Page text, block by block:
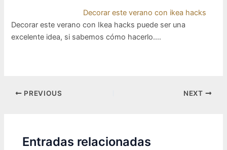
Decorar este verano con ikea hacks
Decorar este verano con Ikea hacks puede ser una
excelente idea, si sabemos cómo hacerlo.…
Post
PREVIOUS NEXT
Entradas relacionadas